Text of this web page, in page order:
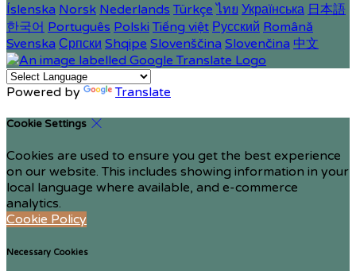
Íslenska Norsk Nederlands Türkçe ไทย Українська 日本語
한국어 Português Polski Tiếng việt Русский Română
Svenska Српски Shqipe Slovenščina Slovenčina 中文
Powered by Translate
Cookie Settings
Cookies are used to ensure you get the best experience
on our website. This includes showing information in your
local language where available, and e-commerce
analytics.
Cookie Policy
Necessary Cookies